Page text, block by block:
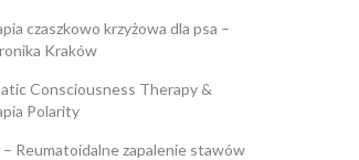
czaszkowo krzyżowa dla psa –
Kraków
Consciousness Therapy &
Polarity
– Reumatoidalne zapalenie stawów